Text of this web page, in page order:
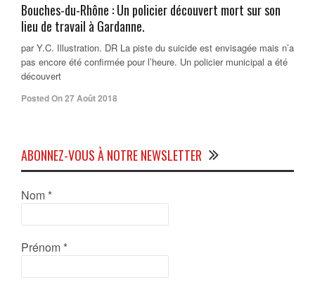
Bouches-du-Rhône : Un policier découvert mort sur son
lieu de travail à Gardanne.
par Y.C. Illustration. DR La piste du suicide est envisagée mais n’a
pas encore été confirmée pour l’heure. Un policier municipal a été
découvert
Posted On 27 Août 2018
ABONNEZ-VOUS À NOTRE NEWSLETTER
Nom *
Prénom *